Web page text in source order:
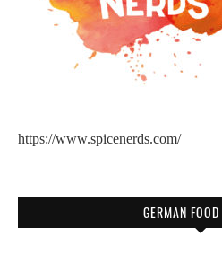
https://www.spicenerds.com/
GERMAN